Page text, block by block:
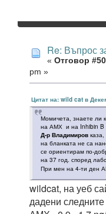
Re: Въпрос
« Отговор
pm »
Цитат на: wild cat в
Момичета, знаете ли
на АМХ и на Inhibin B
Д-р Владимиров
на бланката не са
се ориентирам по-
на 37 год. според
При мен на 4-ти ден
wildcat, на уеб
дадени